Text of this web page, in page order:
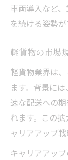
車両導入など
を続ける姿勢
軽貨物の市場
軽貨物業界は
ます。背景に
速な配送への
れます。この
ャリアアップ戦
キャリアアップ